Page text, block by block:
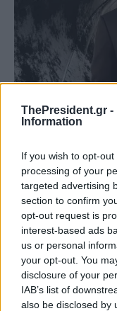
ThePresident.gr -
Information
If you wish to opt-
processing of your
targeted advertising
section to confirm
opt-out request is
interest-based ads
us or personal
your opt-out. You
disclosure of your
IAB’s list of
also be disclosed by